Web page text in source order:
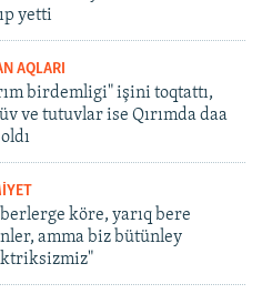
yetti
AQLARI
birdemligi" işini toqtattı,
ve tutuvlar ise Qırımda daa
köre, yarıq bere
amma biz bütünley